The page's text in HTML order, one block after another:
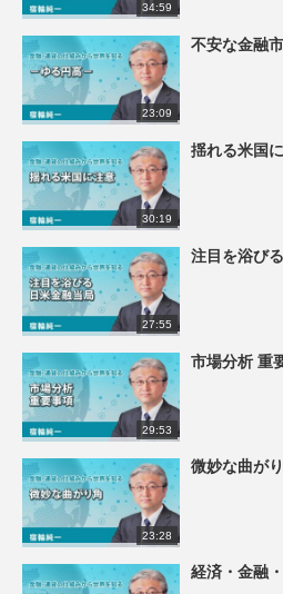
34:59
23:09
不安な金融
30:19
揺れる米国
27:55
注目を浴び
29:53
市場分析 重
23:28
微妙な曲が
経済・金融